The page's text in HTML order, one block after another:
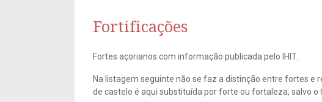
Fortificações
Fortes açorianos com informação publicada pelo IHIT.
Na listagem seguinte não se faz a distinção entre fortes e
de castelo é aqui substituída por forte ou fortaleza, salvo o